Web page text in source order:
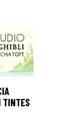
TINTES